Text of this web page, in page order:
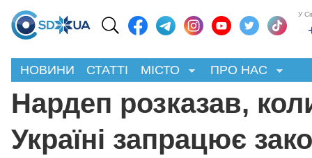
У
НОВИНИ СТАТТІ МІСТО ПРО НАС
Нардеп розказав,
Україні запрацює